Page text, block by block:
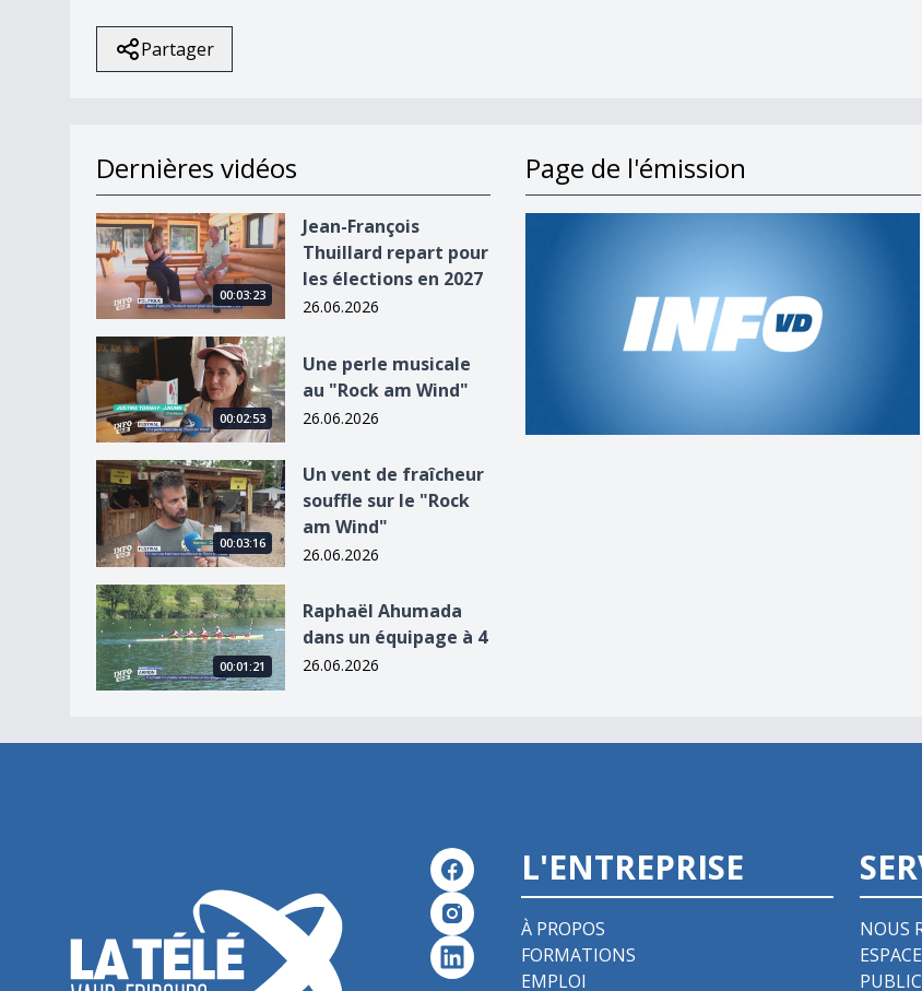
Partager
Dernières vidéos
Jean-François Thuillard repart pour les élections en 2027
00:03:23
Jean-François
Thuillard repart pour
les élections en 2027
26.06.2026
Une perle musicale au &quot;Rock am Wind&quot;
00:02:53
Une perle musicale
au "Rock am Wind"
26.06.2026
Un vent de fraîcheur souffle sur le &quot;Rock am Wind&quot;
00:03:16
Un vent de fraîcheur
souffle sur le "Rock
am Wind"
26.06.2026
Raphaël Ahumada dans un équipage à 4
00:01:21
Raphaël Ahumada
dans un équipage à 4
26.06.2026
Page de l'émission
L'ENTREPRISE
À PROPOS
FORMATIONS
EMPLOI
NOUS